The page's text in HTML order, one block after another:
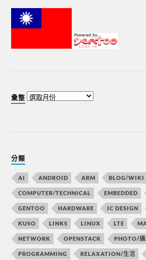
彙整
分類
AI ANDROID ARM BLOG/WIKI
COMPUTER/TECHNICAL EMBEDDED
GENTOO HARDWARE IC DESIGN
KUSO LINKS LINUX LTE
NETWORK OPENSTACK PHOTO/攝
PROGRAMMING RELAXATION/生活